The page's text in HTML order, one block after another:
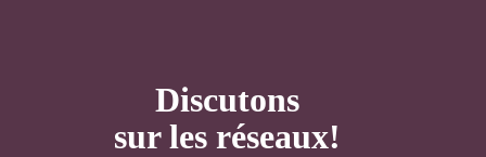
Discutons
sur les réseaux!